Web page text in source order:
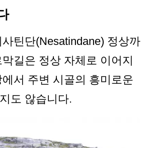
틴단(Nesatindane) 정상까
길은 정상 자체로 이어지
서 주변 시골의 흥미로운
도 않습니다.